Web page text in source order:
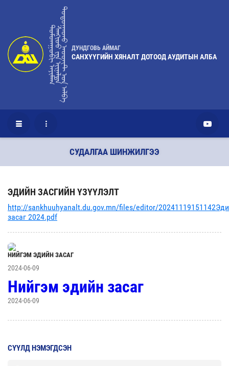
ᠳᠤᠮᠳᠠᠭᠣᠪᠢ ᠠᠶᠢᠮᠠᠭᠰᠠᠩᢈᠦᠦ ᠶ᠋ᠢᠨ ᢈᠢᠨᠠᠯᠲᠠᠳᠣᠲᠤᠭᠠᠳᠤ ᠠᠦᠳᠢᠲ ᠤ᠋ᠨ ᠠᠯᠪᠠ ДУНДГОВЬ АЙМАГ
САНХҮҮГИЙН ХЯНАЛТ ДОТООД АУДИТЫН АЛБА
СУДАЛГАА ШИНЖИЛГЭЭ
ЭДИЙН ЗАСГИЙН ҮЗҮҮЛЭЛТ
http://sankhuuhyanalt.du.gov.mn/files/editor/
засаг 2024.pdf
НИЙГЭМ ЭДИЙН ЗАСАГ
2024-06-09
Нийгэм эдийн засаг
2024-06-09
СҮҮЛД НЭМЭГДСЭН